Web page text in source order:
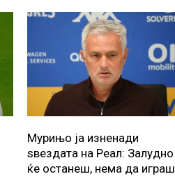
Мурињо ја изненади
ѕвездата на Реал: Залудно
ќе останеш, нема да играш